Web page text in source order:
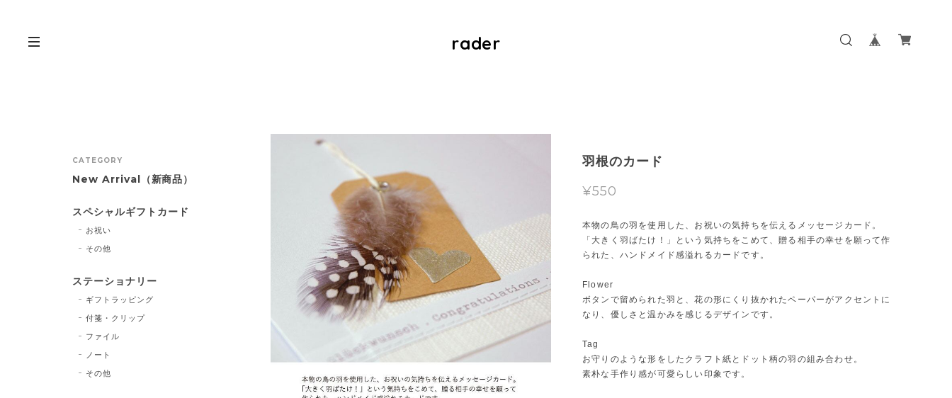
rader
羽根のカード
¥550
本物の鳥の羽を使用した、お祝いの気持ちを伝えるメッセージカード。
「大きく羽ばたけ！」という気持ちをこめて、贈る相手の幸せを願って作
られた、ハンドメイド感溢れるカードです。
Flower
ボタンで留められた羽と、花の形にくり抜かれたペーパーがアクセントに
なり、優しさと温かみを感じるデザインです。
Tag
お守りのような形をしたクラフト紙とドット柄の羽の組み合わせ。
素朴な手作り感が可愛らしい印象です。
CATEGORY
New Arrival（新商品）
スペシャルギフトカード
お祝い
その他
ステーショナリー
ギフトラッピング
付箋・クリップ
ファイル
ノート
その他